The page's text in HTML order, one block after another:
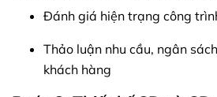
Đánh giá hiện trạng công
Thảo luận nhu cầu, ngân
khách hàng